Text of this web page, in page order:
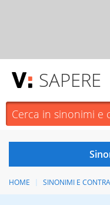
SAPERE
HOME SINONIMI E